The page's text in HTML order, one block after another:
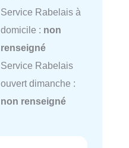
Service Rabelais à
domicile : non
renseigné
Service Rabelais
ouvert dimanche :
non renseigné